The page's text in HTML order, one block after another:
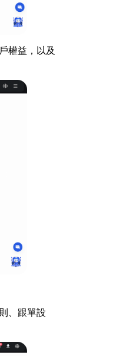
權益，以及
、跟單設